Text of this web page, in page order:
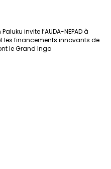
invite l’AUDA-NEPAD à
les financements innovants de
le Grand Inga